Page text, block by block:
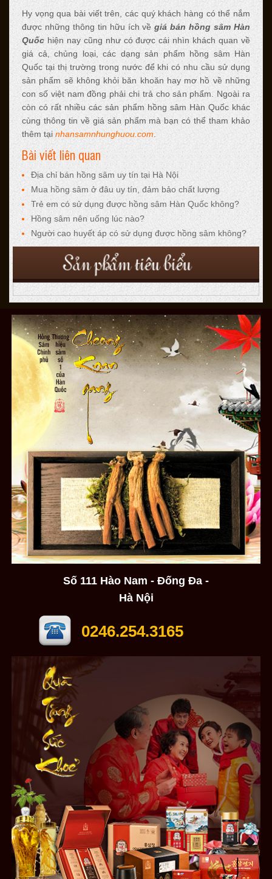
Hy vọng qua bài viết trên, các quý khách hàng có thể nắm
được những thông tin hữu ích vềgiá bán hồng sâm Hàn
Quốc hiện nay cũng như có được cái nhìn khách quan về
giá cả, chủng loại, các dạng sản phẩm hồng sâm Hàn
Quốc tại thị trường trong nước để khi có nhu cầu sử dụng
sản phẩm sẽ không khỏi băn khoăn hay mơ hồ về những
con số việt nam đồng phải chi trả cho sản phẩm. Ngoài ra
còn có rất nhiều các sản phẩm hồng sâm Hàn Quốc khác
cùng thông tin về giá sản phẩm mà bạn có thể tham khảo
thêm tại nhansamnhunghuou.com
Bài viết liên quan
Địa chỉ bán hồng sâm uy tín tại Hà Nội
Mua hồng sâm ở đâu uy tín, đảm bảo chất lượng
Trẻ em có sử dụng được hồng sâm Hàn Quốc không?
Hồng sâm nên uống lúc nào?
Người cao huyết áp có sử dụng được hồng sâm không?
Số 111 Hào Nam - Đống Đa -
Hà Nội
0246.254.3165